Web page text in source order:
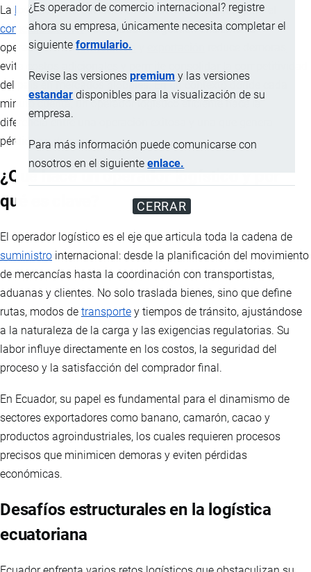
¿Es operador de comercio internacional? registre
ahora su empresa, únicamente necesita completar el
siguienteformulario.
Revise las versionespremium y las versiones
estandar disponibles para la visualización de su
empresa.
Para más información puede comunicarse con
nosotros en el siguienteenlace.
CERRAR
La logísticainternacional es un factor estratégico para el
comercio exteriorde Ecuador. La gestión eficiente de
operaciones deimportación
evita costos adicionales y permite consolidar la competitividad
del país en mercados globales. En un contexto donde cada
minuto cuenta, un operador logístico eficiente hace la
diferencia entre una operación exitosa y una que genera
pérdidas y demoras.
¿Qué hace un operador logístico y por
qué es clave?
El operador logístico es el eje que articula toda la cadena de
suministro internacional: desde la planificación del movimiento
de mercancías hasta la coordinación con transportistas,
aduanas y clientes. No solo traslada bienes, sino que define
rutas, modos de transporte y tiempos de tránsito, ajustándose
a la naturaleza de la carga y las exigencias regulatorias. Su
labor influye directamente en los costos, la seguridad del
proceso y la satisfacción del comprador final.
En Ecuador, su papel es fundamental para el dinamismo de
sectores exportadores como banano, camarón, cacao y
productos agroindustriales, los cuales requieren procesos
precisos que minimicen demoras y eviten pérdidas
económicas.
Desafíos estructurales en la logística
ecuatoriana